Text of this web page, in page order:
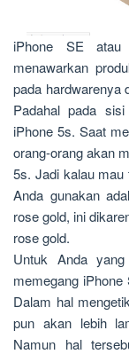
iPhone SE atau
menawarkan
pada hardwarenya
Padahal pada
iPhone 5s. Saat
orang-orang akan
5s. Jadi kalau mau
Anda gunakan
rose gold, ini
rose gold.
Untuk Anda
memegang
Dalam hal
pun akan lebih
Namun hal